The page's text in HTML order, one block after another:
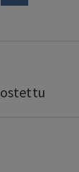
ostettu